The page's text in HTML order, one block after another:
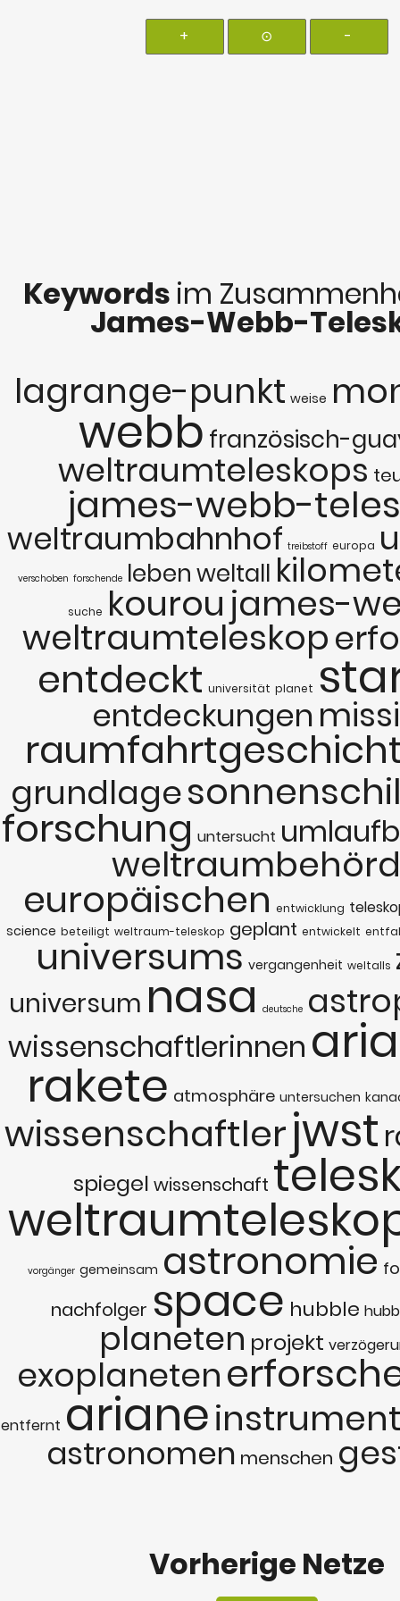
+ ⊙ -
Keywords im
James-Webb-
lagrange-punkt weise
webb französisch-
weltraumteleskops
james-webb-
weltraumbahnhof treibstoff europa
verschoben forschende lebenweltall
suche kourou james-
weltraumteleskop
entdeckt universität planet
entdeckungen
grundlage
forschung untersucht
europäischen entwicklung
science beteiligt weltraum-teleskop geplant entwickelt
universums vergangenheit weltalls
universum nasa deutsche
wissenschaftlerinnen
rakete atmosphäre untersuchen
wissenschaftlerjwst
spiegel wissenschaft
vorgänger gemeinsam astronomie
nachfolger space hubble
planeten projekt
exoplaneten
entfernt arianeinstrument
astronomen menschen
Vorherige Netze